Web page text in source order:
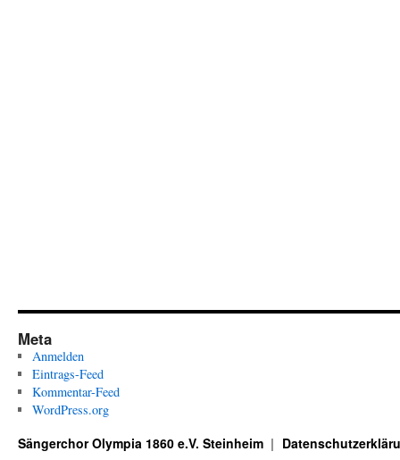
Meta
Anmelden
Eintrags-Feed
Kommentar-Feed
WordPress.org
Sängerchor Olympia 1860 e.V. Steinheim